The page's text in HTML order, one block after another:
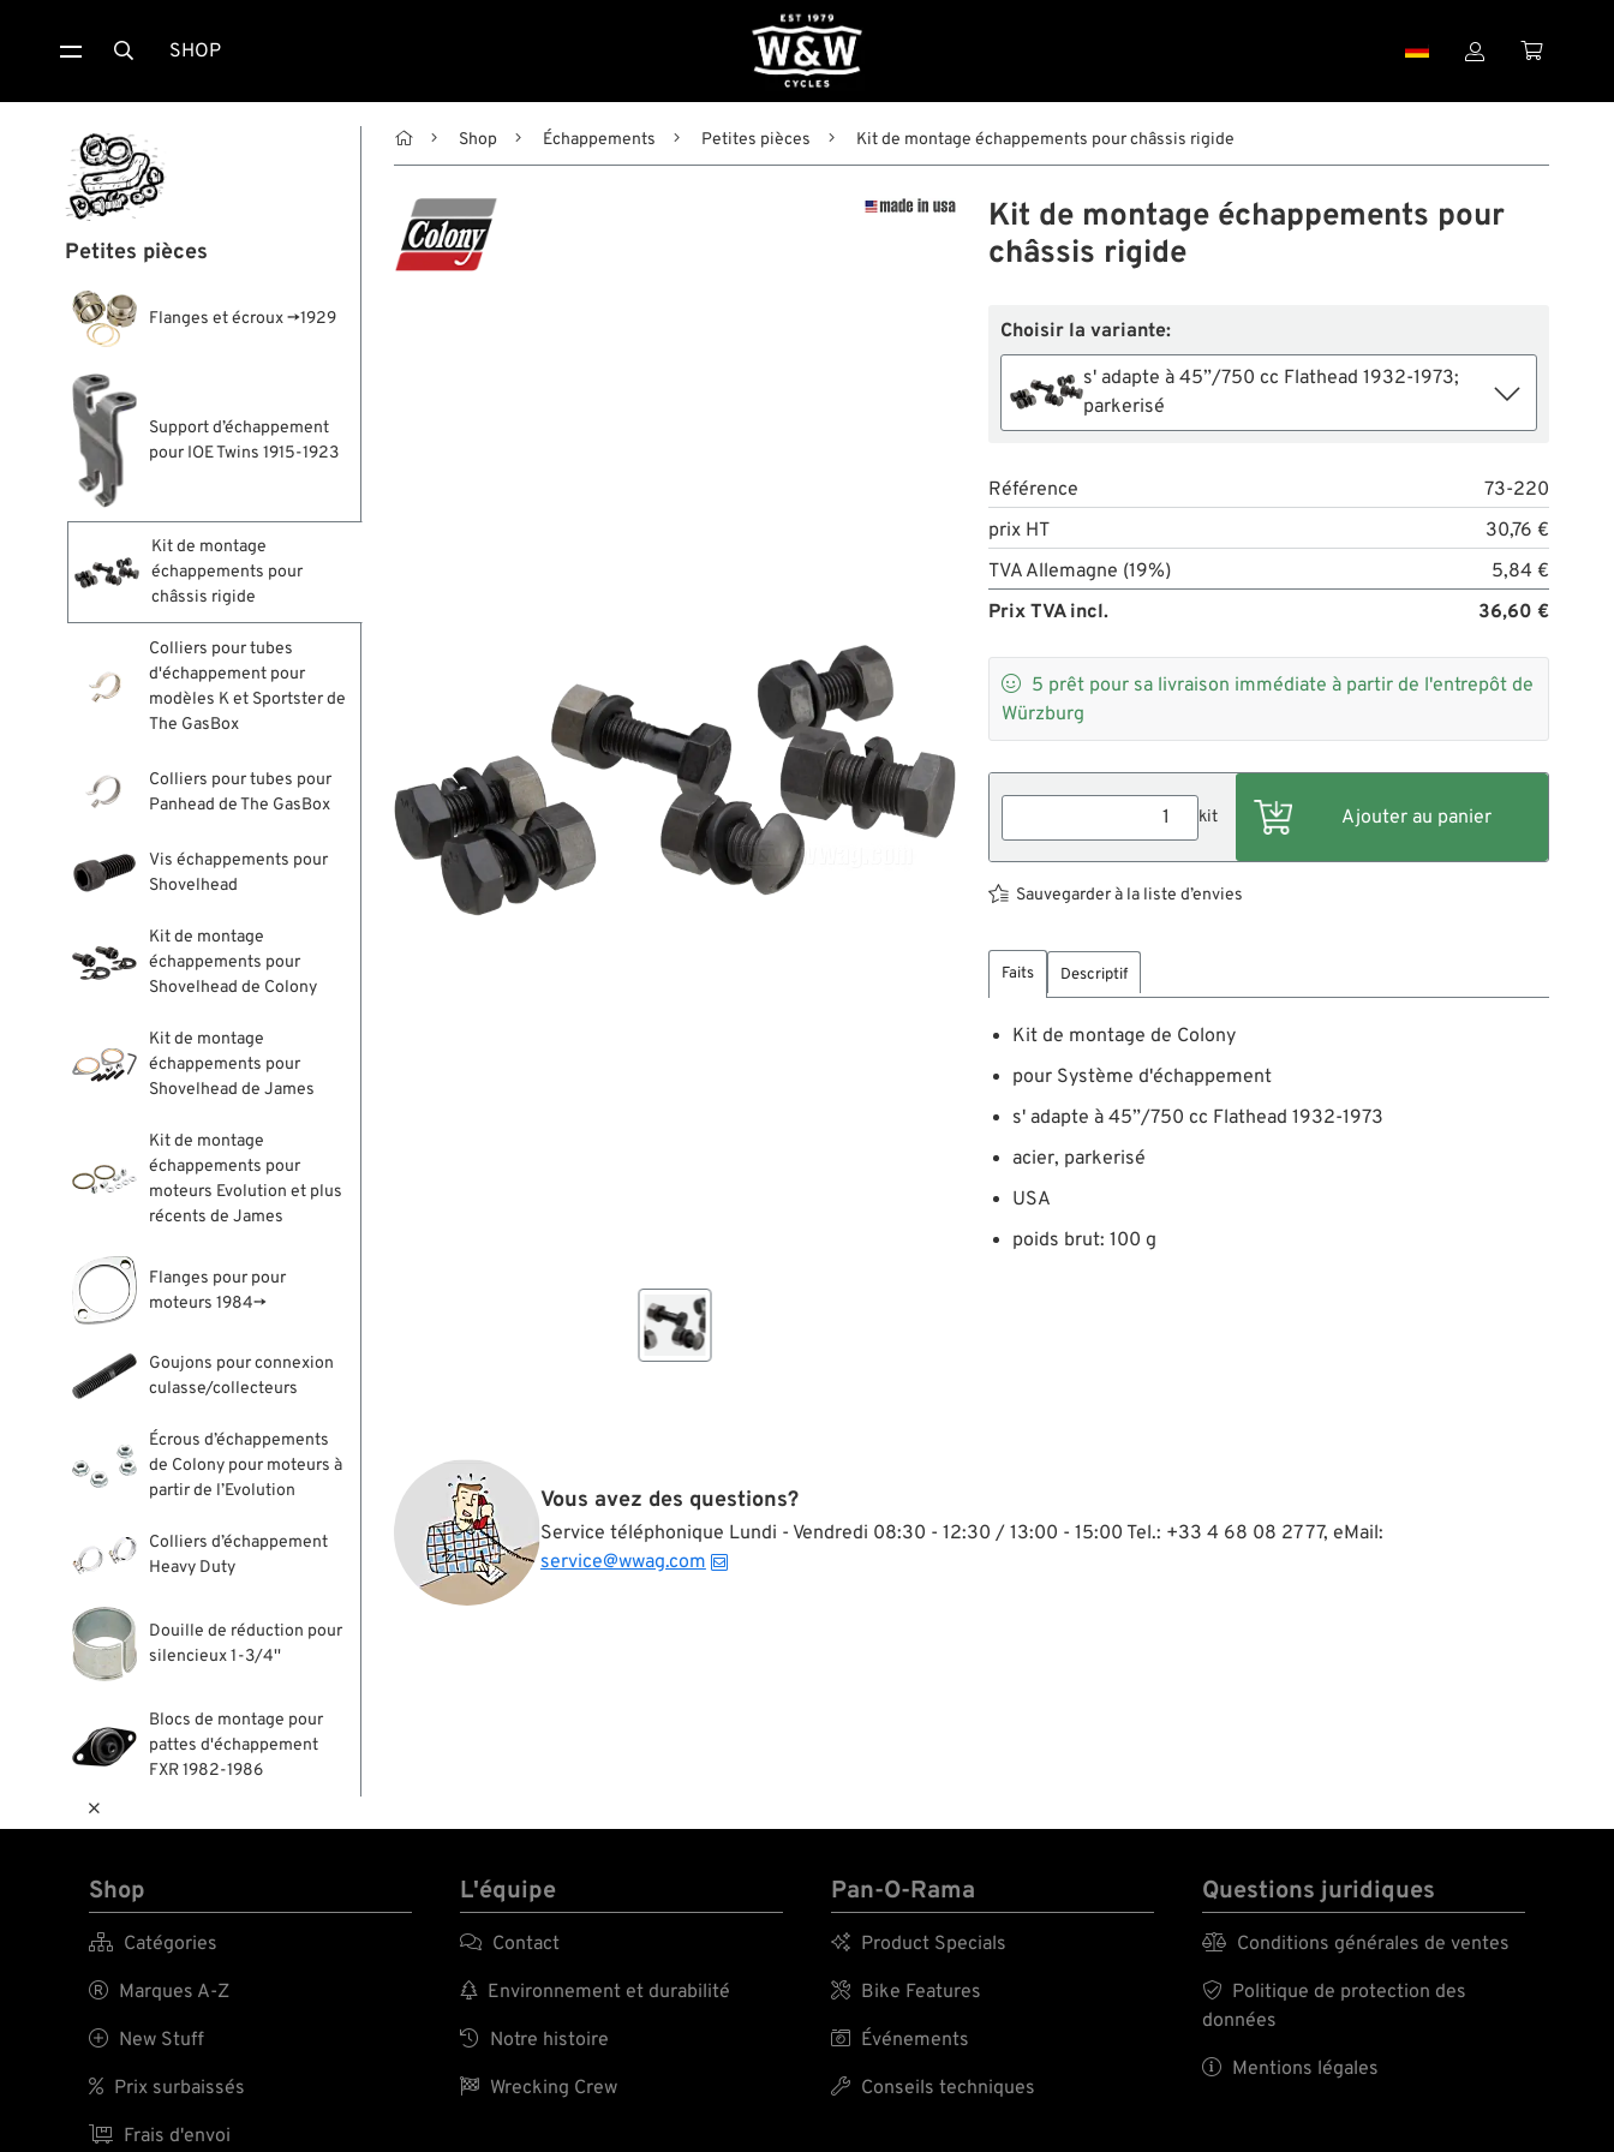
 SHOP  
Petites pièces
Flanges et écroux →1929
Support d’échappement
pour IOE Twins 1915-1923
Kit de montage
échappements pour
châssis rigide
Colliers pour tubes
d'échappement pour
modèles K et Sportster de
The GasBox
Colliers pour tubes pour
Panhead de The GasBox
Vis échappements pour
Shovelhead
Kit de montage
échappements pour
Shovelhead de Colony
Kit de montage
échappements pour
Shovelhead de James
Kit de montage
échappements pour
moteurs Evolution et plus
récents de James
Flanges pour pour
moteurs 1984→
Goujons pour connexion
culasse/collecteurs
Écrous d’échappements
de Colony pour moteurs à
partir de l’Evolution
Colliers d’échappement
Heavy Duty
Douille de réduction pour
silencieux 1-3/4''
Blocs de montage pour
pattes d'échappement
FXR 1982-1986

 Shop Échappements Petites pièces Kit de montage échappements pour châssis rigide
Kit de montage échappements pour
châssis rigide
Choisir la variante:
s' adapte à 45”/750 cc Flathead 1932-1973;
parkerisé
Référence
73-220
prix HT
30,76 €
TVA Allemagne (19%)
5,84 €
Prix TVA incl.
36,60 €
 5 prêt pour sa livraison immédiate à partir de l'entrepôt de
Würzburg
kit
Sauvegarder à la liste d’envies
Faits Descriptif
Kit de montage de Colony
pour Système d'échappement
s' adapte à 45”/750 cc Flathead 1932-1973
acier, parkerisé
USA
poids brut: 100 g
Vous avez des questions?
Service téléphonique Lundi - Vendredi 08:30 - 12:30 / 13:00 - 15:00 Tel.: +33 4 68 08 27 77, eMail:
service@wwag.com
Shop
 Catégories
 Marques A-Z
 New Stuff
 Prix surbaissés
 Frais d'envoi
L'équipe
 Contact
 Environnement et durabilité
 Notre histoire
 Wrecking Crew
Pan-O-Rama
 Product Specials
 Bike Features
 Événements
 Conseils techniques
Questions juridiques
 Conditions générales de ventes

Politique de protection des
données
 Mentions légales